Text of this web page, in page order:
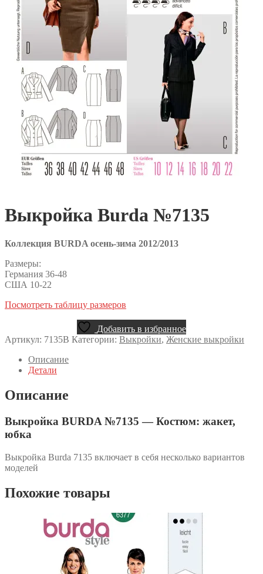
Выкройка Burda №7135
Коллекция BURDA осень-зима 2012/2013
Размеры:
Германия 36-48
США 10-22
Посмотреть таблицу размеров
Добавить в избранное
Артикул: 7135B Категории: Выкройки, Женские выкройки
Описание
Детали
Описание
Выкройка BURDA №7135 — Костюм: жакет,
юбка
Выкройка Burda 7135 включает в себя несколько вариантов
моделей
Похожие товары